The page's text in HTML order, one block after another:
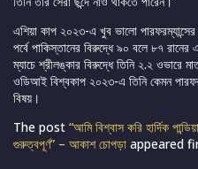
এশিয়া কাপ ২০২৩-এ খুব ভালো পারফরম্যান্সের
পর্বে পাকিস্তানের বিরুদ্ধে ৯০ বলে ৮৭
ম্যাচে শ্রীলঙ্কার বিরুদ্ধে তিনি ২.২ ওভারে
ওডিআই বিশ্বকাপ ২০২৩-এ তিনি কেমন
বিষয়।
The post “আমি বিশ্বাস করি হার্দিক
গুরুত্বপূর্ণ” – আকাশ চোপড়া appeared